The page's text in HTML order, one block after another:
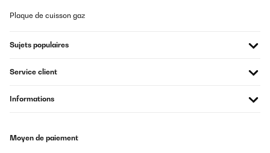
Plaque de cuisson gaz
Sujets populaires
Service client
Informations
Moyen de paiement